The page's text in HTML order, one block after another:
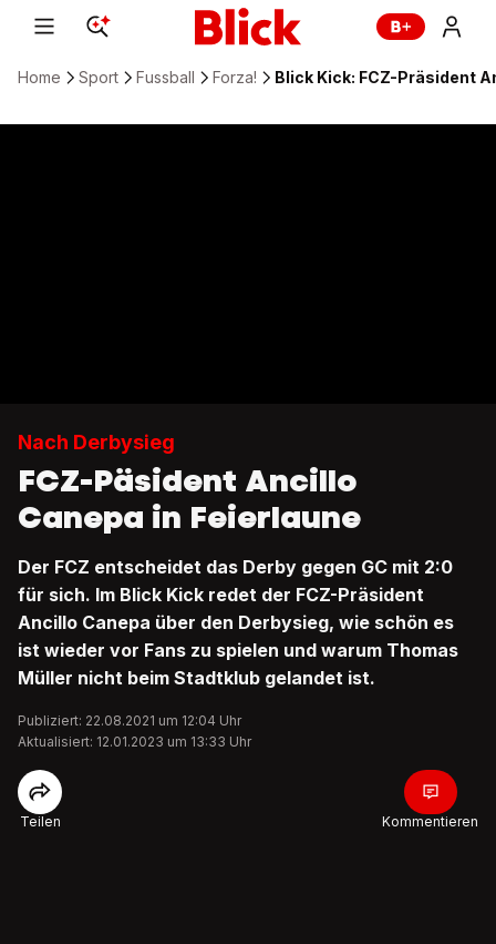
Home Sport Fussball Forza! Blick Kick: FCZ-Präsident
Nach Derbysieg
FCZ-Päsident Ancillo
Canepa in Feierlaune
Der FCZ entscheidet das Derby gegen GC mit 2:0
für sich. Im Blick Kick redet der FCZ-Präsident
Ancillo Canepa über den Derbysieg, wie schön es
ist wieder vor Fans zu spielen und warum Thomas
Müller nicht beim Stadtklub gelandet ist.
Publiziert: 22.08.2021 um 12:04 Uhr
Aktualisiert: 12.01.2023 um 13:33 Uhr
Teilen Kommentieren